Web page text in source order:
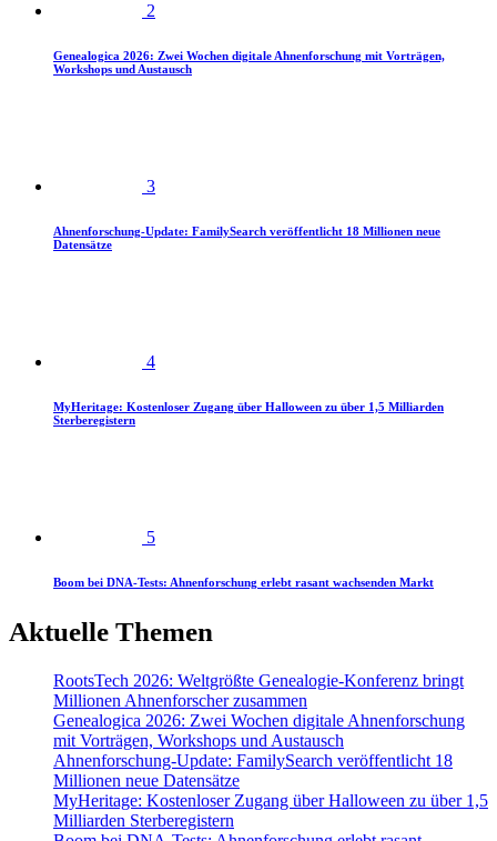
2
Genealogica 2026: Zwei Wochen digitale Ahnenforschung mit Vorträgen,
Workshops und Austausch
3
Ahnenforschung-Update: FamilySearch veröffentlicht 18 Millionen neue
Datensätze
4
MyHeritage: Kostenloser Zugang über Halloween zu über 1,5 Milliarden
Sterberegistern
5
Boom bei DNA-Tests: Ahnenforschung erlebt rasant wachsenden Markt
Aktuelle Themen
RootsTech 2026: Weltgrößte Genealogie-Konferenz bringt
Millionen Ahnenforscher zusammen
Genealogica 2026: Zwei Wochen digitale Ahnenforschung
mit Vorträgen, Workshops und Austausch
Ahnenforschung-Update: FamilySearch veröffentlicht 18
Millionen neue Datensätze
MyHeritage: Kostenloser Zugang über Halloween zu über 1,5
Milliarden Sterberegistern